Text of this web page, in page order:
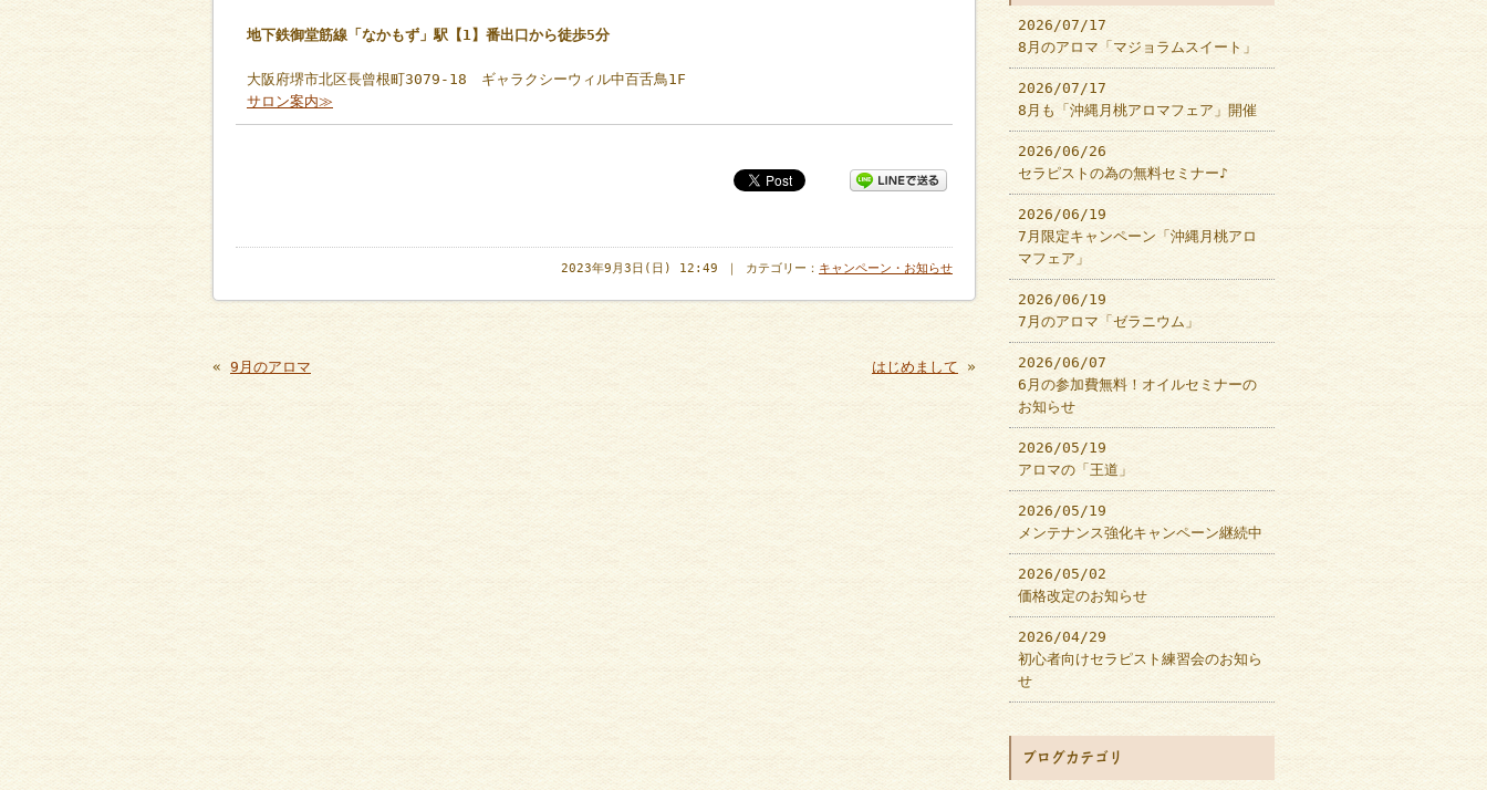
地下鉄御堂筋線「なかもず」駅【1】番出口から徒歩5分
大阪府堺市北区長曾根町3079-18 ギャラクシーウィル中百舌鳥1F
サロン案内≫
2023年9月3日(日) 12:49 ｜ カテゴリー： キャンペーン・お知らせ
« 9月のアロマ はじめまして »
2026/07/17
8月のアロマ「マジョラムスイート」
2026/07/17
8月も「沖縄月桃アロマフェア」開催
2026/06/26
セラピストの為の無料セミナー♪
2026/06/19
7月限定キャンペーン「沖縄月桃アロ
マフェア」
2026/06/19
7月のアロマ「ゼラニウム」
2026/06/07
6月の参加費無料！オイルセミナーの
お知らせ
2026/05/19
アロマの「王道」
2026/05/19
メンテナンス強化キャンペーン継続中
2026/05/02
価格改定のお知らせ
2026/04/29
初心者向けセラピスト練習会のお知ら
せ
ブログカテゴリ